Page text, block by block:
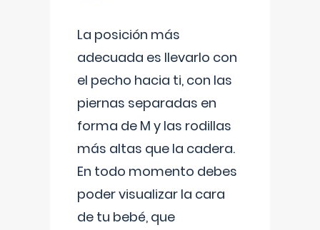
La posición más
adecuada es llevarlo con
el pecho hacia ti, con las
piernas separadas en
forma de M y las rodillas
más altas que la cadera.
En todo momento debes
poder visualizar la cara
de tu bebé, que